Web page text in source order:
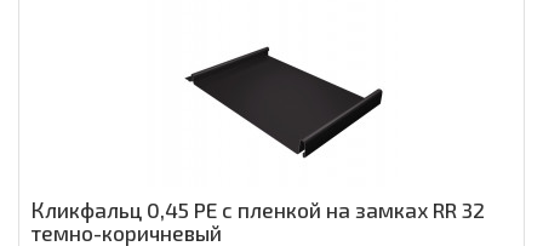
Кликфальц 0,45 PE с пленкой на замках RR 32
темно-коричневый